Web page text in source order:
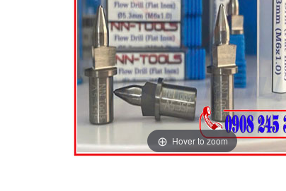
Hover to zoom